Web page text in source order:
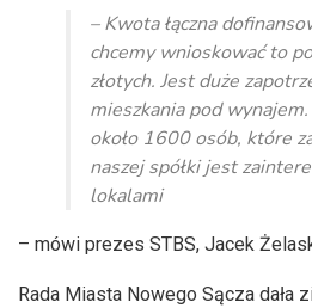
dźwiękowych– Kwota łączna
chcemy wnioskować to
złotych. Jest duże
mieszkania pod
około 1600 osób, które
naszej spółki jest
lokalami
– mówi prezes STBS, Jacek
Rada Miasta Nowego Sącza dała